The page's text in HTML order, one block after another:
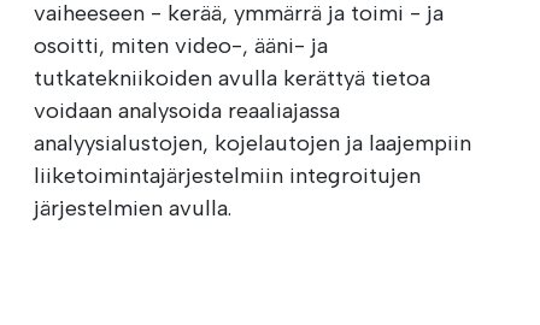
vaiheeseen - kerää, ymmärrä ja toimi - ja
osoitti, miten video-, ääni- ja
tutkatekniikoiden avulla kerättyä tietoa
voidaan analysoida reaaliajassa
analyysialustojen, kojelautojen ja laajempiin
liiketoimintajärjestelmiin integroitujen
järjestelmien avulla.